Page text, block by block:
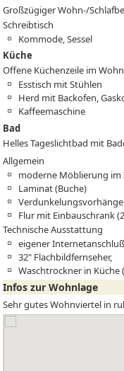
Großzügiger Wohn-/
Schreibtisch
Kommode, Sessel
Küche
Offene Küchenzeile im
Esstisch mit Stühlen
Herd mit Backofen,
Kaffeemaschine
Bad
Helles Tageslichtbad mit
Allgemein
moderne Möblierung im
Laminat (Buche)
Verdunkelungsvorhänge
Flur mit Einbauschrank
Technische Ausstattung
eigener Internetanschluß
32" Flachbildfernseher,
Waschtrockner in Küche
Infos zur Wohnlage
Sehr gutes Wohnviertel in